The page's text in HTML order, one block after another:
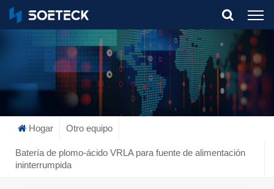
What Are You Looking For?
Hogar Otro equipo
Batería de plomo-ácido VRLA para fuente de alimentación
ininterrumpida